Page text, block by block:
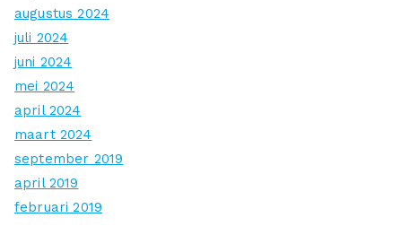
augustus 2024
juli 2024
juni 2024
mei 2024
april 2024
maart 2024
september 2019
april 2019
februari 2019